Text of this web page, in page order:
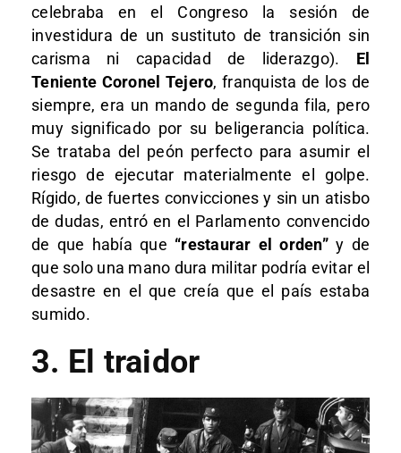
celebraba en el Congreso la sesión de
investidura de un sustituto de transición sin
carisma ni capacidad de liderazgo). El
Teniente Coronel Tejero, franquista de los de
siempre, era un mando de segunda fila, pero
muy significado por su beligerancia política.
Se trataba del peón perfecto para asumir el
riesgo de ejecutar materialmente el golpe.
Rígido, de fuertes convicciones y sin un atisbo
de dudas, entró en el Parlamento convencido
de que había que “restaurar el orden”y de
que solo una mano dura militar podría evitar el
desastre en el que creía que el país estaba
sumido.
3. El traidor